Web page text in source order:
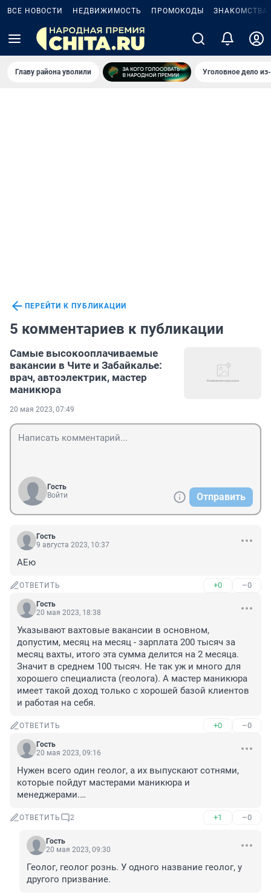
ВСЕ НОВОСТИ НЕДВИЖИМОСТЬ ПРОМОКОДЫ ЗНАКОМСТВА
Главу района уволили Уголовное дело
ПЕРЕЙТИ К ПУБЛИКАЦИИ
5 комментариев к публикации
Самые высокооплачиваемые
вакансии в Чите и Забайкалье:
врач, автоэлектрик, мастер
маникюра
20 мая 2023, 07:49
Гость
Войти
Отправить
Гость
9 августа 2023, 10:37
АЕю
ОТВЕТИТЬ +0 –0
Гость
20 мая 2023, 18:38
Указывают вахтовые вакансии в основном,
допустим, месяц на месяц - зарплата 200 тысяч за
месяц вахты, итого эта сумма делится на 2 месяца.
Значит в среднем 100 тысяч. Не так уж и много для
хорошего специалиста (геолога). А мастер маникюра
имеет такой доход только с хорошей базой клиентов
и работая на себя.
ОТВЕТИТЬ +0 –0
Гость
20 мая 2023, 09:16
Нужен всего один геолог, а их выпускают сотнями,
которые пойдут мастерами маникюра и
менеджерами.…
ОТВЕТИТЬ 2 +1 –0
Гость
20 мая 2023, 09:30
Геолог, геолог рознь. У одного название геолог, у
другого призвание.